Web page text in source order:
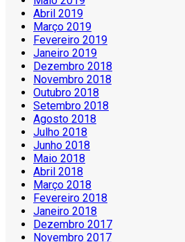
Abril 2019
Março 2019
Fevereiro 2019
Janeiro 2019
Dezembro 2018
Novembro 2018
Outubro 2018
Setembro 2018
Agosto 2018
Julho 2018
Junho 2018
Maio 2018
Abril 2018
Março 2018
Fevereiro 2018
Janeiro 2018
Dezembro 2017
Novembro 2017